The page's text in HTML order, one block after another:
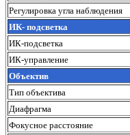
Регулировка угла наблюдения
ИК- подсветка
ИК-подсветка
ИК-управление
Объектив
Тип объектива
Диафрагма
Фокусное расстояние